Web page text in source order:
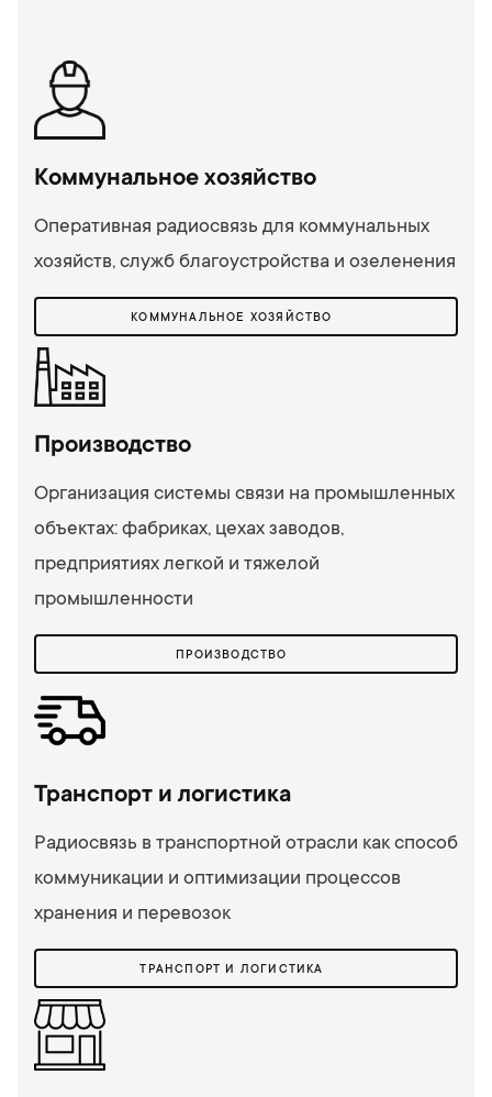
Коммунальное хозяйство
Оперативная радиосвязь для коммунальных
хозяйств, служб благоустройства и озеленения
КОММУНАЛЬНОЕ ХОЗЯЙСТВО
Производство
Организация системы связи на промышленных
объектах: фабриках, цехах заводов,
предприятиях легкой и тяжелой
промышленности
ПРОИЗВОДСТВО
Транспорт и логистика
Радиосвязь в транспортной отрасли как способ
коммуникации и оптимизации процессов
хранения и перевозок
ТРАНСПОРТ И ЛОГИСТИКА